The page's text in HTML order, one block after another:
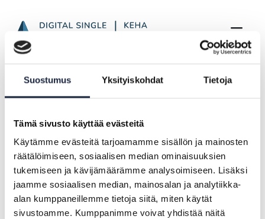
Suostumus Yksityiskohdat Tietoja
Tämä sivusto käyttää evästeitä
Käytämme evästeitä tarjoamamme sisällön ja mainosten
räätälöimiseen, sosiaalisen median ominaisuuksien
tukemiseen ja kävijämäärämme analysoimiseen. Lisäksi
jaamme sosiaalisen median, mainosalan ja analytiikka-
alan kumppaneillemme tietoja siitä, miten käytät
sivustoamme. Kumppanimme voivat yhdistää näitä
Frontpage
Highlights
SDGr Newsletter from January to May 2026
28.05.2026
SDGr Newsletter from January to
May 2026
Newsletter only in Finnish